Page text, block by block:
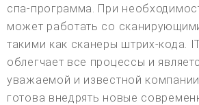
спа-программа. При
может работать со
такими как сканеры штрих-кода.
облегчает все процессы и
уважаемой и известной
готова внедрять новые